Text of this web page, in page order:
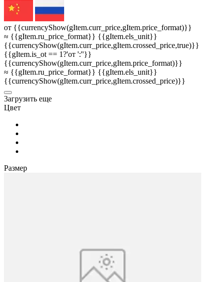
от {{currencyShow(gItem.curr_price,gItem.price_format)}}
≈ {{gItem.ru_price_format}} {{gItem.els_unit}}
{{currencyShow(gItem.curr_price,gItem.crossed_price,true)}}
{{gItem.is_ot == 1?'от ':''}}
{{currencyShow(gItem.curr_price,gItem.price_format)}}
≈ {{gItem.ru_price_format}} {{gItem.els_unit}}
{{currencyShow(gItem.curr_price,gItem.crossed_price)}}
3агрузить еще
Цвет
Размер